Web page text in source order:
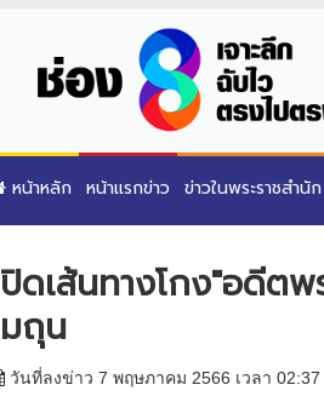
หน้าหลัก หน้าแรกข่าว ข่าวในพระราชสำนัก
ปิดเส้นทางโกง"อดีต
มถุน
วันที่ลงข่าว 7 พฤษภาคม 2566 เวลา